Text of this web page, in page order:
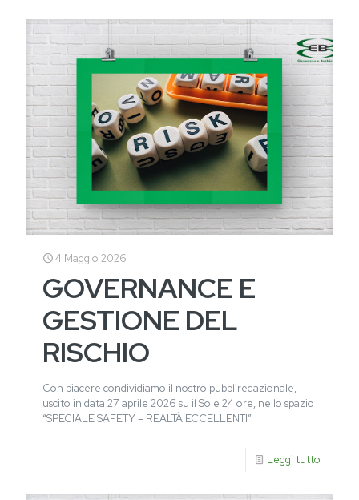
4 Maggio 2026
GOVERNANCE E
GESTIONE DEL
RISCHIO
Con piacere condividiamo il nostro pubbliredazionale,
uscito in data 27 aprile 2026 su il Sole 24 ore, nello spazio
“SPECIALE SAFETY – REALTÀ ECCELLENTI”
Leggi tutto